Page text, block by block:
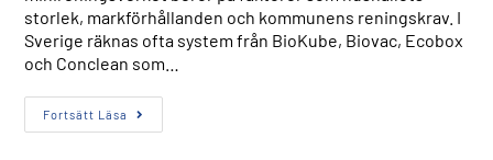
storlek, markförhållanden och kommunens reningskrav. I
Sverige räknas ofta system från BioKube, Biovac, Ecobox
och Conclean som…
Fortsätt Läsa